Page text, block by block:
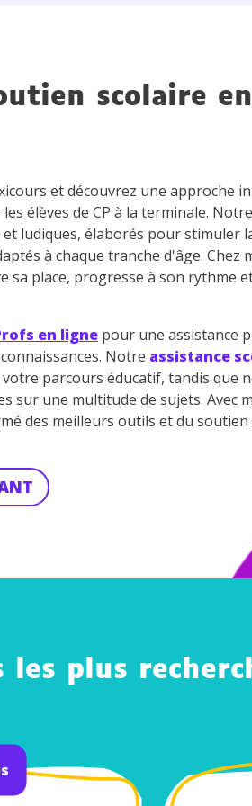
scolaire
et découvrez une approche
élèves de CP à la terminale.
ludiques, élaborés pour stimuler
à chaque tranche d'âge. Chez
sa place, progresse à son rythme
en ligne pour une assistance
Notre assistance
parcours éducatif, tandis que
sur une multitude de sujets. Avec
des meilleurs outils et du
les plus